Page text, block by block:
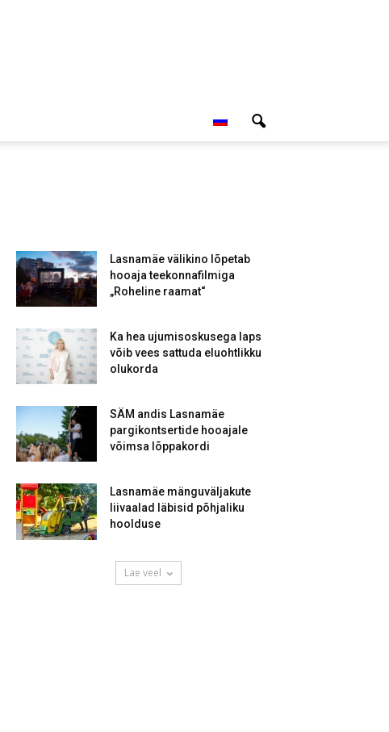
Lasnamäe välikino lõpetab
hooaja teekonnafilmiga
„Roheline raamat“
Ka hea ujumisoskusega laps
võib vees sattuda eluohtlikku
olukorda
SÄM andis Lasnamäe
pargikontsertide hooajale
võimsa lõppakordi
Lasnamäe mänguväljakute
liivaalad läbisid põhjaliku
hoolduse
Lae veel